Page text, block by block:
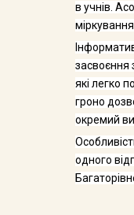
в учнів.
засвоєння
які легко
гроно
окремий
одного